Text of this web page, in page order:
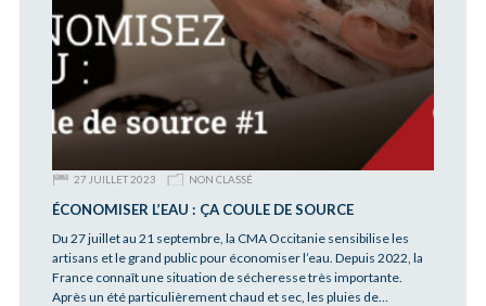
27 JUILLET 2023 NON CLASSÉ
ÉCONOMISER L’EAU : ÇA COULE DE SOURCE
Du 27 juillet au 21 septembre, la CMA Occitanie sensibilise les
artisans et le grand public pour économiser l’eau. Depuis 2022, la
France connaît une situation de sécheresse très importante.
Après un été particulièrement chaud et sec, les pluies de…